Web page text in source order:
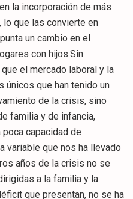
la incorporación de más
lo que las convierte en
un cambio en el
con hijos.Sin
el mercado laboral y la
únicos que han tenido un
de la crisis, sino
familia y de infancia,
capacidad de
variable que nos ha llevado
años de la crisis no se
a la familia y la
que presentan, no se ha